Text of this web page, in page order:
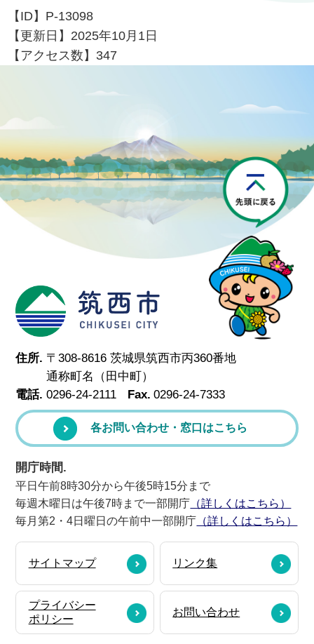
【ID】 P-13098
【更新日】 2025年10月1日
【アクセス数】 347
筑西市
住所. 〒308-8616 茨城県筑西市丙360番地
通称町名（田中町）
電話. 0296-24-2111 Fax. 0296-24-7333
各お問い合わせ・窓口はこちら
開庁時間.
平日午前8時30分から午後5時15分まで
毎週木曜日は午後7時まで一部開庁 （詳しくはこちら）
毎月第2・4日曜日の午前中一部開庁 （詳しくはこちら）
サイトマップ リンク集
プライバシー
ポリシー
お問い合わせ